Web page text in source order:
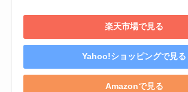
楽天市場で見る
Yahoo!ショッピングで見る
Amazonで見る